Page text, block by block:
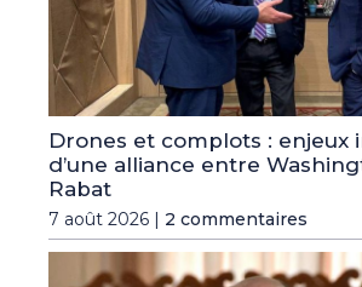
Drones et complots : enjeux
d’une alliance entre
Rabat
7 août 2026 | 2 commentaires